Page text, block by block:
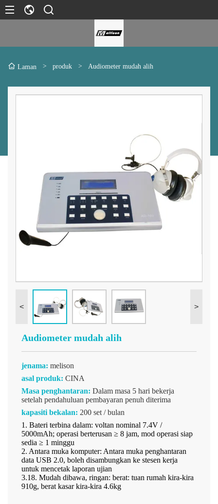
Laman > produk > Audiometer mudah alih
< >
Audiometer mudah alih
jenama: melison
asal produk: CINA
Masa penghantaran: Dalam masa 5 hari bekerja
setelah pendahuluan pembayaran penuh diterima
kapasiti bekalan: 200 set / bulan
1. Bateri terbina dalam: voltan nominal 7.4V /
5000mAh; operasi berterusan ≥ 8 jam, mod operasi siap
sedia ≥ 1 minggu
2. Antara muka komputer: Antara muka penghantaran
data USB 2.0, boleh disambungkan ke stesen kerja
untuk mencetak laporan ujian
3.18. Mudah dibawa, ringan: berat: tuan rumah kira-kira
910g, berat kasar kira-kira 4.6kg